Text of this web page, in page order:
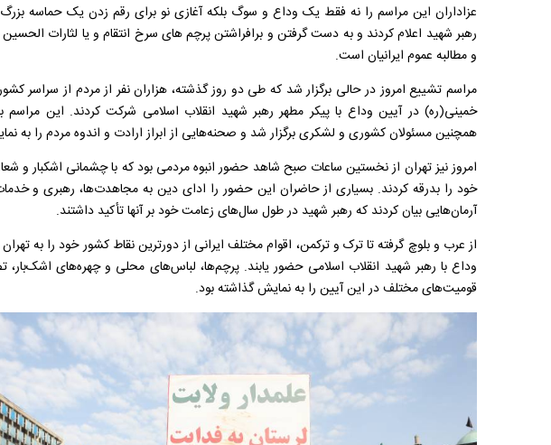
عزاداران این مراسم را نه فقط یک وداع و سوگ بلکه آغازی نو برای رقم زدن یک حماسه
رهبر شهید اعلام کردند و به دست گرفتن و برافراشتن پرچم های سرخ انتقام و یا لثارات
و مطالبه عموم ایرانیان است.
مراسم تشییع امروز در حالی برگزار شد که طی دو روز گذشته، هزاران نفر از مردم از سراسر
خمینی(ره) در آیین وداع با پیکر مطهر رهبر شهید انقلاب اسلامی شرکت کردند. این
همچنین مسئولان کشوری و لشکری برگزار شد و صحنه‌هایی از ابراز ارادت و اندوه مردم را به
امروز نیز تهران از نخستین ساعات صبح شاهد حضور انبوه مردمی بود که با چشمانی اشکبار و
خود را بدرقه کردند. بسیاری از حاضران این حضور را ادای دین به مجاهدت‌ها، رهبری و
آرمان‌هایی بیان کردند که رهبر شهید در طول سال‌های زعامت خود بر آنها تأکید داشتند.
از عرب و بلوچ گرفته تا ترک و ترکمن، اقوام مختلف ایرانی از دورترین نقاط کشور خود را به
وداع با رهبر شهید انقلاب اسلامی حضور یابند. پرچم‌ها، لباس‌های محلی و چهره‌های
قومیت‌های مختلف در این آیین را به نمایش گذاشته بود.